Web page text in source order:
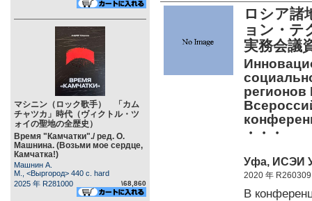
マシニン（ロック歌手） 「カム
チャツカ」時代（ヴィクトル・ツ
ォイの聖地の全歴史）
Время "Камчатки"./ ред. О.
Машнина. (Возьми мое сердце,
Камчатка!)
Машнин А.
М., <Выргород> 440 c. hard
2025 年 R281000
\68,860
ロシア諸
ョン・
実務会議
・・・
Уфа, ИСЭИ
2020 年 R260309
В